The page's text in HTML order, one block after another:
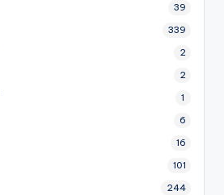
39
339
2
2
1
6
16
101
244